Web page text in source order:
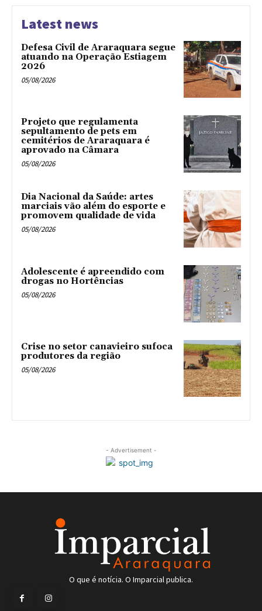
Latest news
Defesa Civil de Araraquara segue
atuando na Operação Estiagem
2026
05/08/2026
Projeto que regulamenta
sepultamento de pets em
cemitérios de Araraquara é
aprovado na Câmara
05/08/2026
Dia Nacional da Saúde: artes
marciais vão além do esporte e
promovem qualidade de vida
05/08/2026
Adolescente é apreendido com
drogas no Hortências ‎
05/08/2026
Crise no setor canavieiro sufoca
produtores da região
05/08/2026
- Advertisement -
O que é notícia. O Imparcial publica.